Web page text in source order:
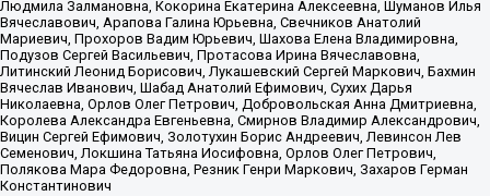
Людмила Залмановна, Кокорина Екатерина Алексеевна, Шуманов Илья
Вячеславович, Арапова Галина Юрьевна, Свечников Анатолий
Мариевич, Прохоров Вадим Юрьевич, Шахова Елена Владимировна,
Подузов Сергей Васильевич, Протасова Ирина Вячеславовна,
Литинский Леонид Борисович, Лукашевский Сергей Маркович, Бахмин
Вячеслав Иванович, Шабад Анатолий Ефимович, Сухих Дарья
Николаевна, Орлов Олег Петрович, Добровольская Анна Дмитриевна,
Королева Александра Евгеньевна, Смирнов Владимир Александрович,
Вицин Сергей Ефимович, Золотухин Борис Андреевич, Левинсон Лев
Семенович, Локшина Татьяна Иосифовна, Орлов Олег Петрович,
Полякова Мара Федоровна, Резник Генри Маркович, Захаров Герман
Константинович